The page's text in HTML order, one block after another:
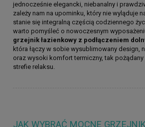
jednocześnie elegancki, niebanalny i
zależy nam na upominku, który nie wyląduje
stanie się integralną częścią codziennego
warto pomyśleć o nowoczesnym
grzejnik łazienkowy z podłączeniem
która łączy w sobie wysublimowany design,
oraz wysoki komfort termiczny, tak
strefie relaksu.
JAK WYBRAĆ MOCNE